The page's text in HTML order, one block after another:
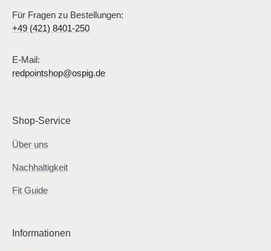
Für Fragen zu Bestellungen:
+49 (421) 8401-250
E-Mail:
redpointshop@ospig.de
Shop-Service
Über uns
Nachhaltigkeit
Fit Guide
Informationen